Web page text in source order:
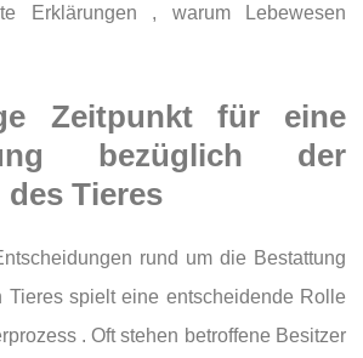
Erklärungen , warum Lebewesen
Zeitpunkt für eine
bezüglich der
Tieres
rund um die Bestattung
Tieres spielt eine entscheidende Rolle
. Oft stehen betroffene Besitzer